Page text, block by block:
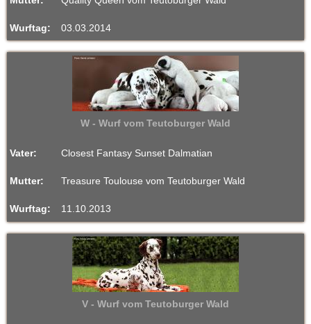
Wurftag: 03.03.2014
W - Wurf vom Teutoburger Wald
Vater: Closest Fantasy Sunset Dalmatian
Mutter: Treasure Toulouse vom Teutoburger Wald
Wurftag: 11.10.2013
V - Wurf vom Teutoburger Wald